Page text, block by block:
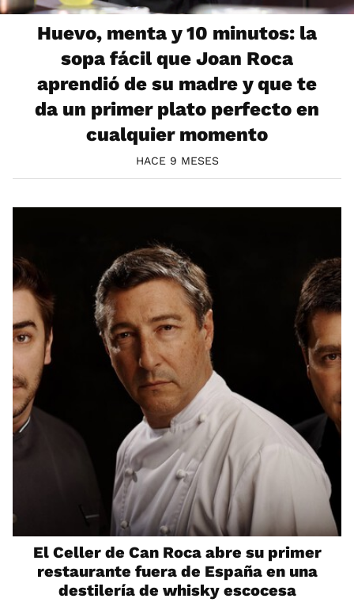
Huevo, menta y 10 minutos: la
sopa fácil que Joan Roca
aprendió de su madre y que te
da un primer plato perfecto en
cualquier momento
HACE 9 MESES
El Celler de Can Roca abre su primer
restaurante fuera de España en una
destilería de whisky escocesa